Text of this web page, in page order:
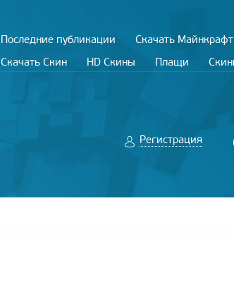
Последние публикации Скачать Майнкрафт
Скачать Скин
HD Скины Плащи
Регистрация